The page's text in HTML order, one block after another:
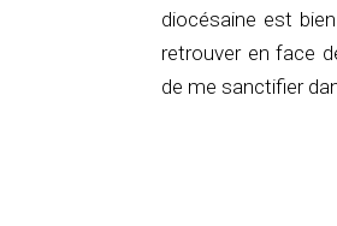
diocésaine est
retrouver en face
de me sanctifier